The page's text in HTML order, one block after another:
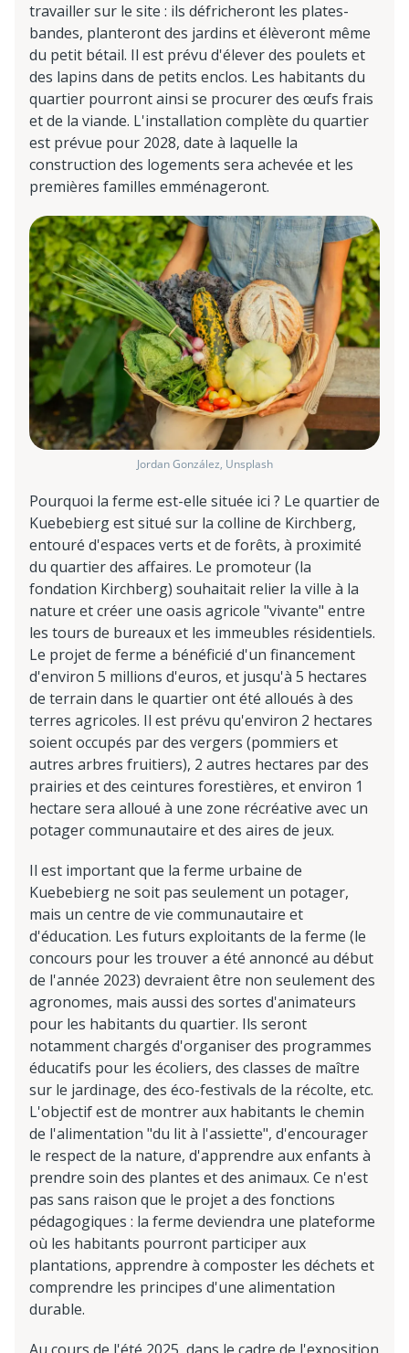
travailler sur le site : ils défricheront les plates-
bandes, planteront des jardins et élèveront même
du petit bétail. Il est prévu d'élever des poulets et
des lapins dans de petits enclos. Les habitants du
quartier pourront ainsi se procurer des œufs frais
et de la viande. L'installation complète du quartier
est prévue pour 2028, date à laquelle la
construction des logements sera achevée et les
premières familles emménageront.
Jordan González, Unsplash
Pourquoi la ferme est-elle située ici ? Le quartier de
Kuebebierg est situé sur la colline de Kirchberg,
entouré d'espaces verts et de forêts, à proximité
du quartier des affaires. Le promoteur (la
fondation Kirchberg) souhaitait relier la ville à la
nature et créer une oasis agricole "vivante" entre
les tours de bureaux et les immeubles résidentiels.
Le projet de ferme a bénéficié d'un financement
d'environ 5 millions d'euros, et jusqu'à 5 hectares
de terrain dans le quartier ont été alloués à des
terres agricoles. Il est prévu qu'environ 2 hectares
soient occupés par des vergers (pommiers et
autres arbres fruitiers), 2 autres hectares par des
prairies et des ceintures forestières, et environ 1
hectare sera alloué à une zone récréative avec un
potager communautaire et des aires de jeux.
Il est important que la ferme urbaine de
Kuebebierg ne soit pas seulement un potager,
mais un centre de vie communautaire et
d'éducation. Les futurs exploitants de la ferme (le
concours pour les trouver a été annoncé au début
de l'année 2023) devraient être non seulement des
agronomes, mais aussi des sortes d'animateurs
pour les habitants du quartier. Ils seront
notamment chargés d'organiser des programmes
éducatifs pour les écoliers, des classes de maître
sur le jardinage, des éco-festivals de la récolte, etc.
L'objectif est de montrer aux habitants le chemin
de l'alimentation "du lit à l'assiette", d'encourager
le respect de la nature, d'apprendre aux enfants à
prendre soin des plantes et des animaux. Ce n'est
pas sans raison que le projet a des fonctions
pédagogiques : la ferme deviendra une plateforme
où les habitants pourront participer aux
plantations, apprendre à composter les déchets et
comprendre les principes d'une alimentation
durable.